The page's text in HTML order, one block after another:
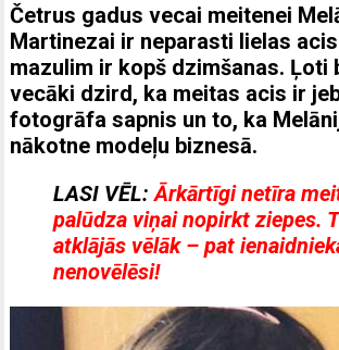
Četrus gadus vecai meitenei
Martinezai ir neparasti lielas
mazulim ir kopš dzimšanas. Ļoti
vecāki dzird, ka meitas acis ir
fotogrāfa sapnis un to, ka
nākotne modeļu biznesā.
LASI VĒL:Ārkārtīgi netīra
palūdza viņai nopirkt ziepes.
atklājās vēlāk – pat
nenovēlēsi!